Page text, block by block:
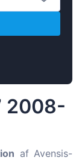
2008-
af Avensis-